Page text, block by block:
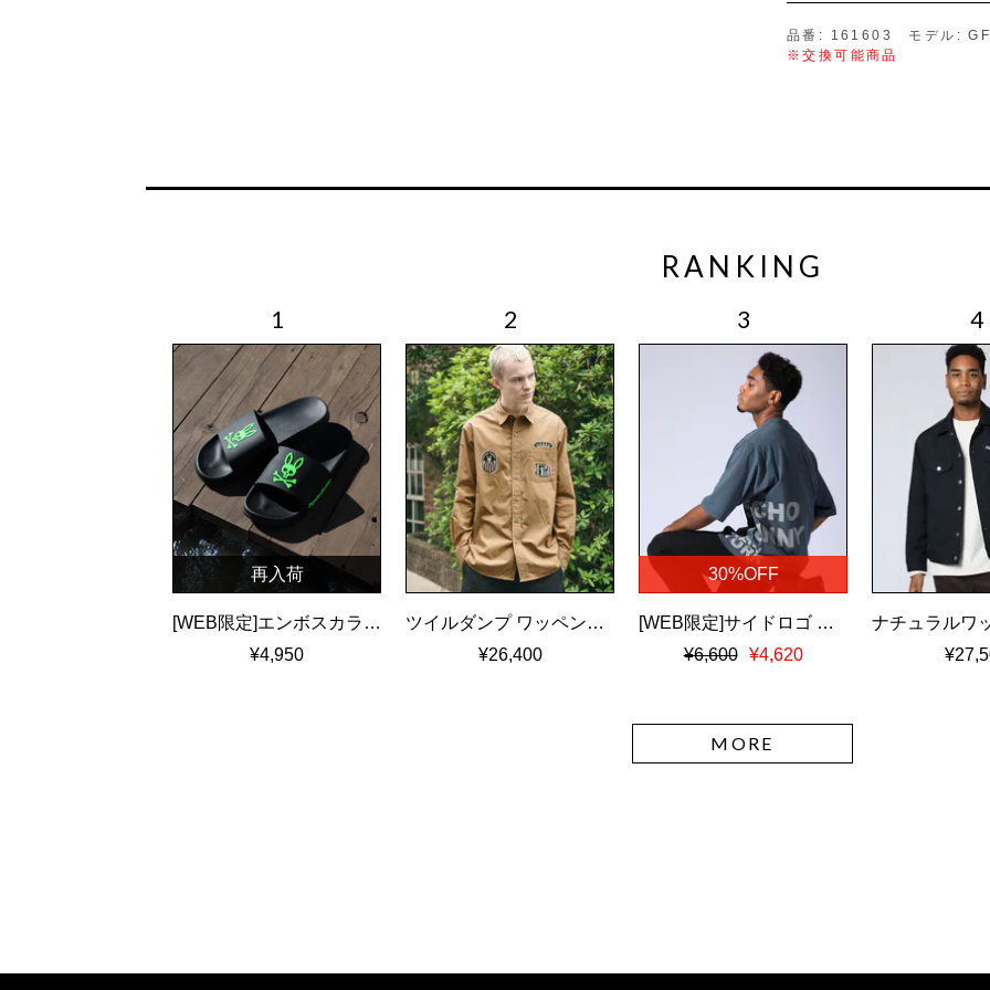
品番: 161603 モデル:
※交換可能商品
RANKING
再入荷
[WEB限定]エンボスカラーロゴ シャワーサンダル
¥4,950
ツイルダンプ ワッペン刺繍ワッシャーシャツ
¥26,400
30%OFF
[WEB限定]サイドロゴ ビッグシルエット Tシャツ
¥6,600
¥4,620
MORE